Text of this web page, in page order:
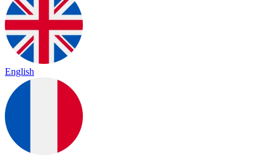
English